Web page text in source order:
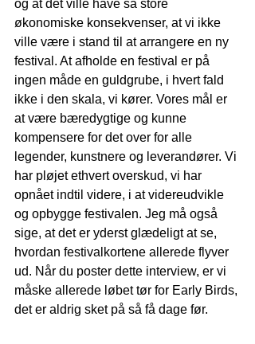
og at det ville have så store
økonomiske konsekvenser, at vi ikke
ville være i stand til at arrangere en ny
festival. At afholde en festival er på
ingen måde en guldgrube, i hvert fald
ikke i den skala, vi kører. Vores mål er
at være bæredygtige og kunne
kompensere for det over for alle
legender, kunstnere og leverandører. Vi
har pløjet ethvert overskud, vi har
opnået indtil videre, i at videreudvikle
og opbygge festivalen. Jeg må også
sige, at det er yderst glædeligt at se,
hvordan festivalkortene allerede flyver
ud. Når du poster dette interview, er vi
måske allerede løbet tør for Early Birds,
det er aldrig sket på så få dage før.